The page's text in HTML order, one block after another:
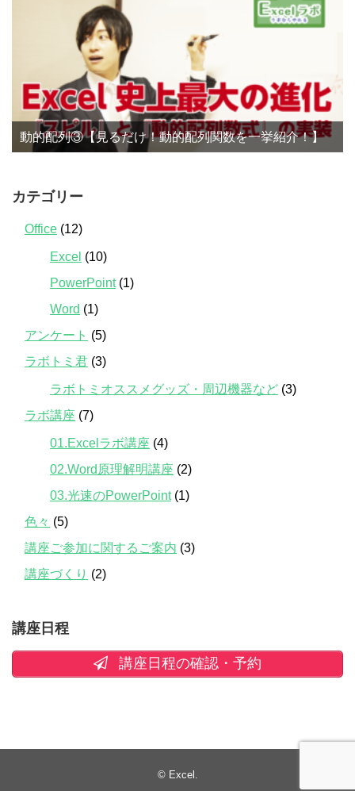
動的配列③【見るだけ！動的配列関数を一挙紹介！】
カテゴリー
Office (12)
Excel (10)
PowerPoint(1)
Word (1)
アンケート (5)
ラボトミ君 (3)
ラボトミオススメグッズ・周辺機器など (3)
ラボ講座 (7)
01.Excelラボ講座 (4)
02.Word原理解明講座 (2)
03.光速のPowerPoint(1)
色々 (5)
講座ご参加に関するご案内 (3)
講座づくり (2)
講座日程
講座日程の確認・予約
© Excel